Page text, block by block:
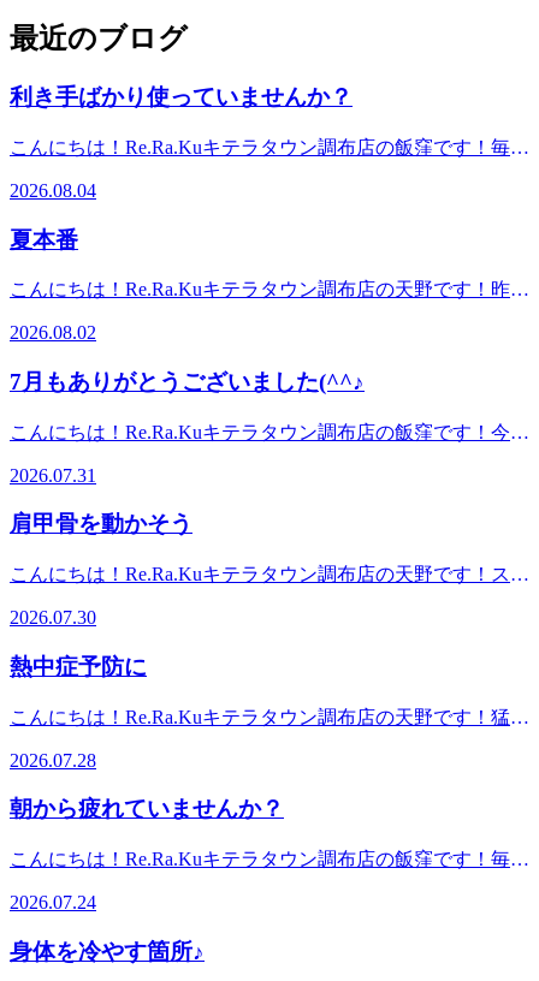
最近のブログ
利き手ばかり使っていませんか？
こんにちは！Re.Ra.Kuキテラタウン調布店の飯窪です！毎日
スマートフォンを操作する、バッグを持つなど、何気ない動
作でも利き手を使う機会は意外と多いもです。同じ側ばかり
使い続けると、体のバランスが崩れやすくなり、首や肩、腰
持ってみたり、バッグをかける肩を変えてみたりと、小さな
工夫を取り入れるだけでも身体の負担を分散しやすくなりま
っとしたクセを意識してみるのもおすすめです(^○^)ぜひ試
してみてくださいね！【8/5の空き時間】10：10～ 11：00
～【8/6の空き時間】10：10～ 19：30～ Re.Ra.Kuキテラタ
*-----------------------------------------------*マッサージ・エステファ
レイと健康を手に入れよう！【Re.Ra.Kuキテラタウン調布
動車学校の隣です◆アクセス☆調布駅より電車で5分☆京王
◆TEL042-426-7587 (店舗)◆営業時間10:00～21:00(最終受付
20:30)*-----------------------------------------------*
2026.08.04
夏本番
こんにちは！Re.Ra.Kuキテラタウン調布店の天野です！昨日
り暑い日が続いてますね。そんな暑い時期にピッタリな【爽
酸泡を使用するヘッドスパでひんやりシュワシュワな炭酸泡
トコース、ハンドケアなどにもこの炭酸泡をご利用できま
す！足、腕もよりスッキリできます！この機会にぜひ体験し
てみて下さい！※爽快ヘッドスパ、爽快ハンドケアはオプシ
ョンメニューの為単品での提供はしていませんのでご了承く
ださい。Re.Ra.Kuキテラタウン調布店は元気に皆さんのご来
店をお待ちしております！*----------------------------------------------
ア＆肩甲骨ストレッチでキレイと健康を手に入れよう！
キテラタウン調布1F※調布自動車学校の隣です◆アクセス
「つつじヶ丘駅」徒歩8分◆TEL042-426-7587 (店舗)03-4540-
20:30)*-----------------------------------------------*
2026.08.02
7月もありがとうございました(^^♪
こんにちは！Re.Ra.Kuキテラタウン調布店の飯窪です！今日
ただき、ありがとうございました！明日からはあっという間
に8月です(^^;8月は花火大会やお祭りなど夏ならではのイベ
ントがたくさんですね！これからさらに暑い日が続く予報な
です。当店でぜひ、お身体のメンテナンス、リフレッシュし
にいらしてくださいね(^^♪【本日7/31の空き時間】12：00
11：40～ Re.Ra.Kuキテラタウン調布店は元気に皆さんのご
来店をお待ちしております！*-------------------------------------------
----*マッサージ・エステファンにオススメ♪リラク系ボディ
【Re.Ra.Kuキテラタウン調布店】東京都調布市菊野台1-33
☆調布駅より電車で5分☆京王線「柴崎駅」徒歩4分京王線
6336 (予約センター)◆営業時間10:00～21:00(最終受付
2026.07.31
肩甲骨を動かそう
こんにちは！Re.Ra.Kuキテラタウン調布店の天野です！スマ
や目の疲れや肩こりが身近になっています。さらに夏になる
と暑さのせいで動きたくなくない、エアコンなど冷たい風に
あたり血流が低下し肩こりなどに繋がります。肩こりの解消
さないと硬くなっていき血流が滞りやすくなります。肩甲骨
がしっかり機能することで腕や肩がスムーズに動き姿勢も良
くなります。そこで自宅で1日数分で出来る肩甲骨の運動の1
つををご紹介します。1.椅子に座った状態で両手を肩に上に
軽く添えます。2.その状態のまま肘で円を描くイメージで肩
を回します。このとき大きく回す事を意識しましょう。3.反
ット取り入れるだけで肩甲骨の動きは徐々に改善していきま
骨にポイントをおいて筋肉を効率よくほぐしていきます。
2026.07.30
熱中症予防に
こんにちは！Re.Ra.Kuキテラタウン調布店の天野です！猛暑
給やエアコンや扇風機などを使って室内環境を整えるなど対
策はしているかと思います。そんな中リラクゼーションでお
身体を整えるのも熱中症予防に繋がります！暑さやストレス
が乱れてしまいます。お身体をほぐすことにより身体の緊張
を和らげ血行をよくすことで自然な体温調整が可能になりま
中症のリスクを下げる効果も期待できます！熱中症対策の一
つとしてリラクゼーションを取り入れてみませんか？
2026.07.28
朝から疲れていませんか？
こんにちは！Re.Ra.Kuキテラタウン調布店の飯窪です！毎日
るところもあり、本格的な夏を感じます。そんな暑い日が続
くと、夜も寝苦しくなり、睡眠の質が下がりやすくなりま
す。「しっかり寝たはずなのに朝から体がだるい…」「疲れ
2026.07.24
身体を冷やす箇所♪